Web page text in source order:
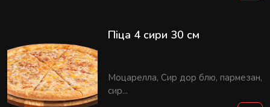
Піца 4 сири 30 см
Моцарелла, Сир дор блю, пармезан,
сир...